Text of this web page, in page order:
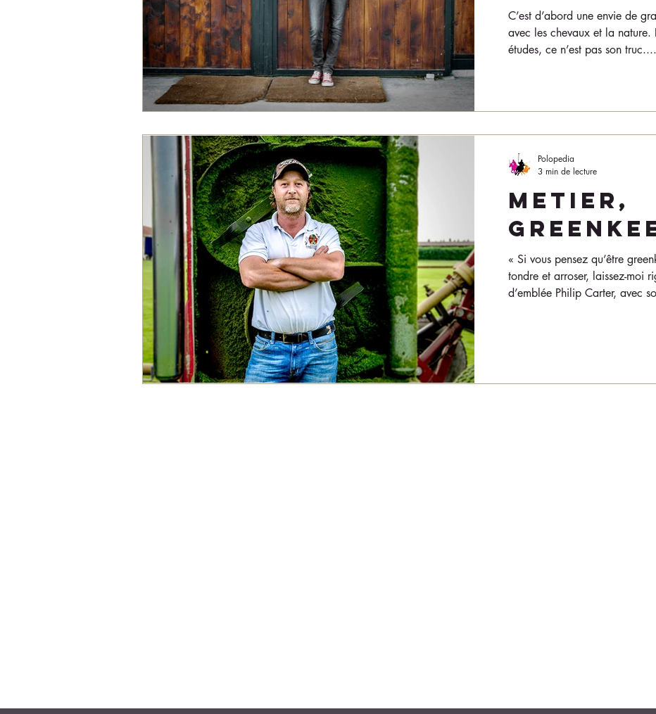
C’est d’abord une envie de
avec les chevaux et la nature.
études, ce n’est pas son truc....
METIER,
« Si vous pensez qu’être
tondre et arroser, laissez-moi
d’emblée Philip Carter, avec
Polopedia
3 min de lecture